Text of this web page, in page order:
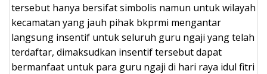
tersebut hanya bersifat simbolis namun untuk wilayah
kecamatan yang jauh pihak bkprmi mengantar
langsung insentif untuk seluruh guru ngaji yang telah
terdaftar, dimaksudkan insentif tersebut dapat
bermanfaat untuk para guru ngaji di hari raya idul fitri